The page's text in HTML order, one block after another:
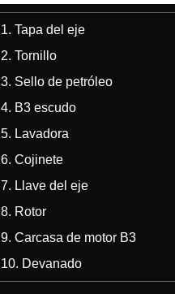
1. Tapa del eje
2. Tornillo
3. Sello de petróleo
4. B3 escudo
5. Lavadora
6. Cojinete
7. Llave del eje
8. Rotor
9. Carcasa de motor B3
10. Devanado